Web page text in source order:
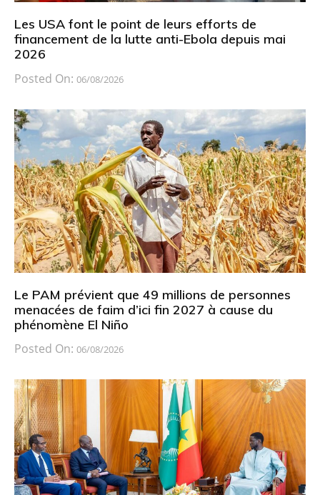
Les USA font le point de leurs efforts de
financement de la lutte anti-Ebola depuis mai
2026
Posted On: 06/08/2026
Le PAM prévient que 49 millions de personnes
menacées de faim d’ici fin 2027 à cause du
phénomène El Niño
Posted On: 06/08/2026